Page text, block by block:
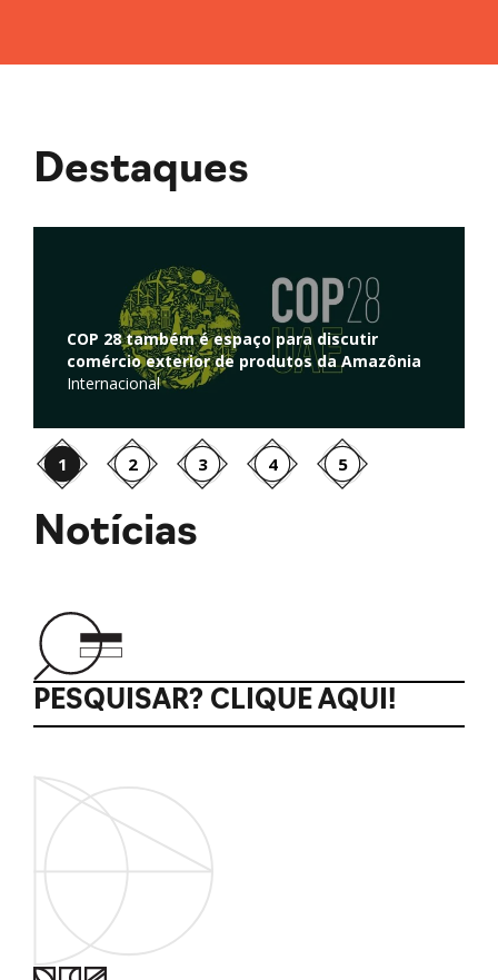
Destaques
1 2 3 4 5
Regulação de atividades de captura e
armazenamento de carbono é discutida na
Câmara dos Deputados
Ambiente
Notícias
PESQUISAR? CLIQUE AQUI!